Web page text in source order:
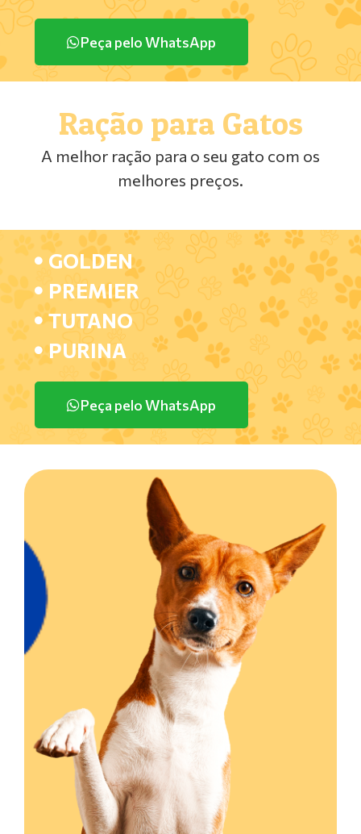
Peça pelo WhatsApp
Ração para Gatos
A melhor ração para o seu gato com os
melhores preços.
GOLDEN
PREMIER
TUTANO
PURINA
Peça pelo WhatsApp